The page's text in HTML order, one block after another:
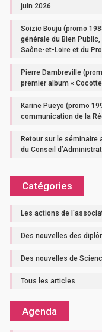
juin 2026
Soizic Bouju (promo
générale du Bien
Saône-et-Loire et du
Pierre Dambreville
premier album «
Karine Pueyo (promo
communication de la
Retour sur le séminaire
du Conseil
Catégories
Les actions de
Des nouvelles des
Des nouvelles de
Tous les articles
Agenda